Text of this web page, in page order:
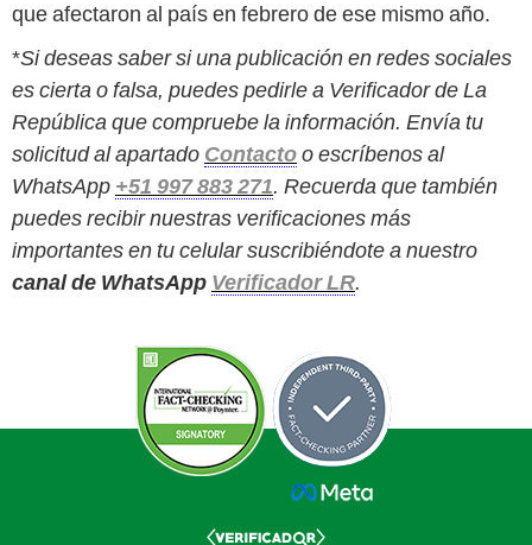
que afectaron al país en febrero de ese mismo año.
*Si deseas saber si una publicación en redes sociales
es cierta o falsa, puedes pedirle a Verificador de La
República que compruebe la información. Envía tu
solicitud al apartado Contactoo escríbenos al
WhatsApp +51 997 883 271. Recuerda que también
puedes recibir nuestras verificaciones más
importantes en tu celular suscribiéndote a nuestro
canal de WhatsApp Verificador LR.